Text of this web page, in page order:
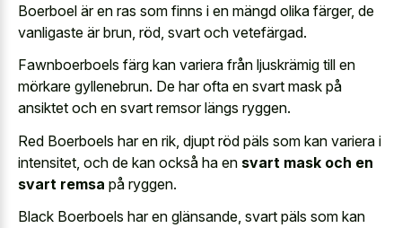
Boerboel är en ras som finns i en mängd olika färger, de
vanligaste är brun, röd, svart och vetefärgad.
Fawnboerboels färg kan variera från ljuskrämig till en
mörkare gyllenebrun. De har ofta en svart mask på
ansiktet och en svart remsor längs ryggen.
Red Boerboels har en rik, djupt röd päls som kan variera i
intensitet, och de kan också ha en svart mask och en
svart remsa på ryggen.
Black Boerboels har en glänsande, svart päls som kan